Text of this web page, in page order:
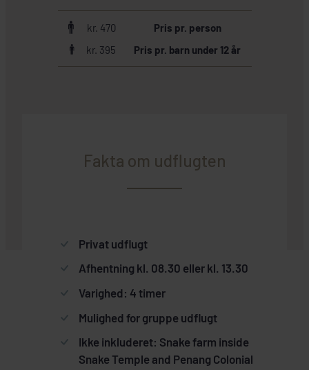
Pris pr. person
kr. 470
Pris pr. barn under 12 år
kr. 395
Fakta om udflugten
Privat udflugt
Afhentning kl. 08.30 eller kl. 13.30
Varighed: 4 timer
Mulighed for gruppe udflugt
Ikke inkluderet: Snake farm inside
Snake Temple and Penang Colonial